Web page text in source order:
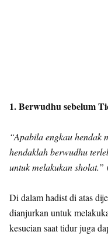
1. Berwudhu sebelum
“Apabila engkau hendak
hendaklah berwudhu
untuk melakukan sholat.”
Di dalam hadist di atas
dianjurkan untuk
kesucian saat tidur juga